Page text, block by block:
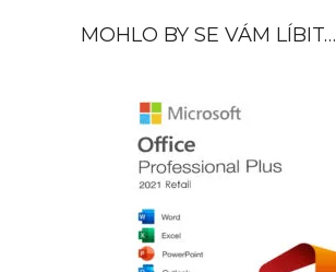
MOHLO BY SE VÁM LÍBIT…